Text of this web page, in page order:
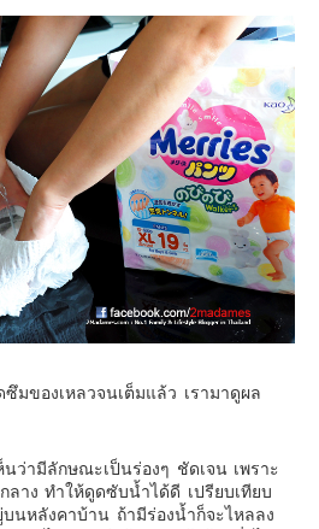
มของเหลวจนเต็มแล้ว เรามาดูผล
ว่ามีลักษณะเป็นร่องๆ ชัดเจน เพราะ
าง ทำให้ดูดซับน้ำได้ดี เปรียบเทียบ
นหลังคาบ้าน ถ้ามีร่องน้ำก็จะไหลลง